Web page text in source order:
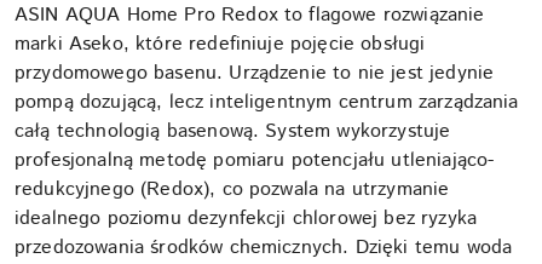
ASIN AQUA Home Pro Redox to flagowe rozwiązanie
marki Aseko, które redefiniuje pojęcie obsługi
przydomowego basenu. Urządzenie to nie jest jedynie
pompą dozującą, lecz inteligentnym centrum zarządzania
całą technologią basenową. System wykorzystuje
profesjonalną metodę pomiaru potencjału utleniająco-
redukcyjnego (Redox), co pozwala na utrzymanie
idealnego poziomu dezynfekcji chlorowej bez ryzyka
przedozowania środków chemicznych. Dzięki temu woda